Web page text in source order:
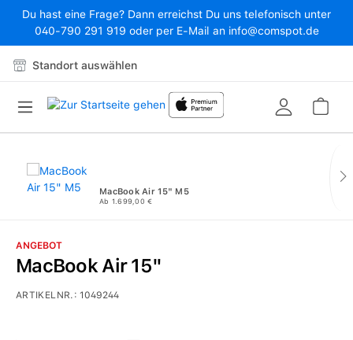
Zum Hauptinhalt springen
Du hast eine Frage? Dann erreichst Du uns telefonisch unter
040-790 291 919 oder per E-Mail an info@comspot.de
Standort auswählen
MacBook Air 15" M5
Ab 1.699,00 €
ANGEBOT
MacBook Air 15"
ARTIKELNR.:1049244